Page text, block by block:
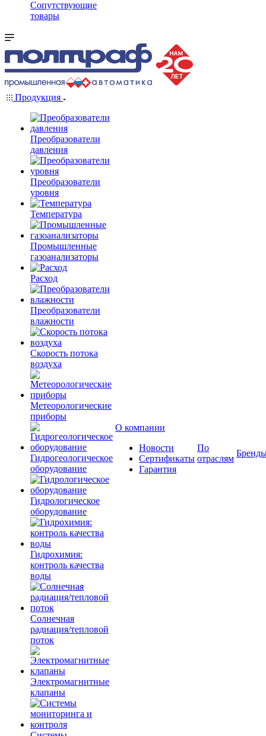
Сопутствующие
товары
Продукция
Преобразователи
давления
Преобразователи
уровня
Температура
Промышленные
газоанализаторы
Расход
Преобразователи
влажности
Скорость потока
воздуха
Метеорологические
приборы
Гидрогеологическое
оборудование
Гидрологическое
оборудование
Гидрохимия:
контроль качества
воды
Солнечная
радиация/тепловой
поток
Электромагнитные
клапаны
О компании
Новости
Сертификаты
Гарантия
По
отраслям